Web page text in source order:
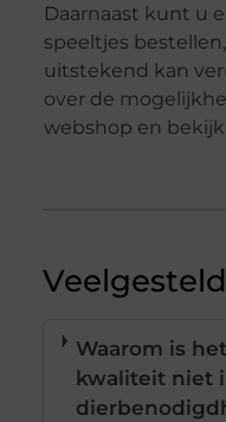
Daarnaast kunt u
speeltjes
uitstekend kan
over de
webshop en
Waarom is
kwaliteit niet